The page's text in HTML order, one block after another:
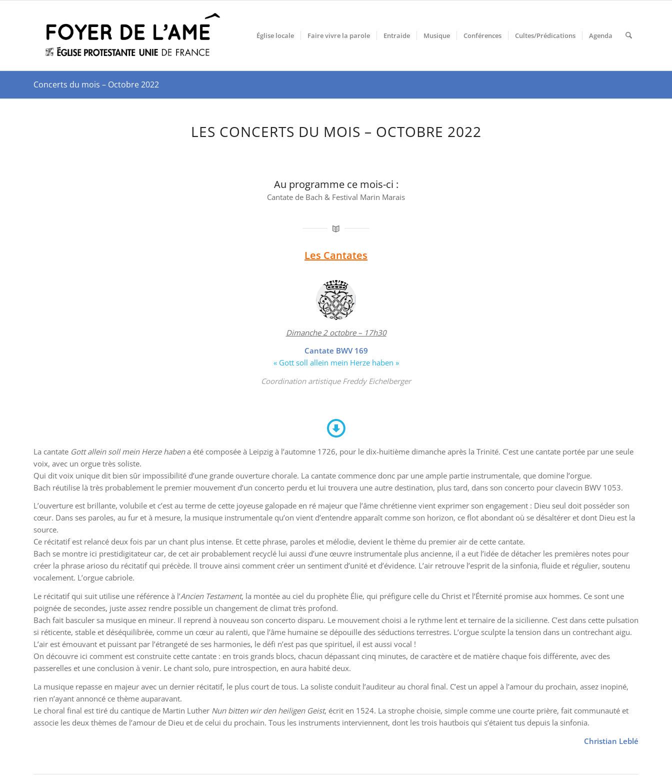
Église locale Faire vivre la parole Entraide Musique Conférences Cultes/Prédications Agenda
Concerts du mois – Octobre 2022
LES CONCERTS DU MOIS – OCTOBRE 2022
Au programme ce mois-ci :
Cantate de Bach & Festival Marin Marais
Les Cantates
Dimanche 2 octobre– 17h30
Cantate BWV 169
« Gott soll allein mein Herze haben »
Coordination artistique Freddy Eichelberger
La cantate Gott allein soll mein Herze habena été composée à Leipzig à l’automne 1726, pour le dix-huitième dimanche après la Trinité. C’est une cantate portée par une seule
voix, avec un orgue très soliste.
Qui dit voix unique dit bien sûr impossibilité d’une grande ouverture chorale. La cantate commence donc par une ample partie instrumentale, que domine l’orgue.
Bach réutilise là très probablement le premier mouvement d’un concerto perdu et lui trouvera une autre destination, plus tard, dans son concerto pour clavecin BWV 1053.
L’ouverture est brillante, volubile et c’est au terme de cette joyeuse galopade en ré majeur que l’âme chrétienne vient exprimer son engagement : Dieu seul doit posséder son
cœur. Dans ses paroles, au fur et à mesure, la musique instrumentale qu’on vient d’entendre apparaît comme son horizon, ce flot abondant où se désaltérer et dont Dieu est la
source.
Ce récitatif est relancé deux fois par un chant plus intense. Et cette phrase, paroles et mélodie, devient le thème du premier air de cette cantate.
Bach se montre ici prestidigitateur car, de cet air probablement recyclé lui aussi d’une œuvre instrumentale plus ancienne, il a eut l’idée de détacher les premières notes pour
créer la phrase arioso du récitatif qui précède. Il trouve ainsi comment créer un sentiment d’unité et d’évidence. L’air retrouve l’esprit de la sinfonia, fluide et régulier, soutenu
vocalement. L’orgue cabriole.
Le récitatif qui suit utilise une référence à l’Ancien Testament, la montée au ciel du prophète Élie, qui préfigure celle du Christ et l’Éternité promise aux hommes. Ce sont une
poignée de secondes, juste assez rendre possible un changement de climat très profond.
Bach fait basculer sa musique en mineur. Il reprend à nouveau son concerto disparu. Le mouvement choisi a le rythme lent et ternaire de la sicilienne. C’est dans cette pulsation
si réticente, stable et déséquilibrée, comme un cœur au ralenti, que l’âme humaine se dépouille des séductions terrestres. L’orgue sculpte la tension dans un contrechant aigu.
L’air est émouvant et puissant par l’étrangeté de ses harmonies, le défi n’est pas que spirituel, il est aussi vocal !
On découvre ici comment est construite cette cantate : en trois grands blocs, chacun dépassant cinq minutes, de caractère et de matière chaque fois différente, avec des
passerelles et une conclusion à venir. Le chant solo, pure introspection, en aura habité deux.
La musique repasse en majeur avec un dernier récitatif, le plus court de tous. La soliste conduit l’auditeur au choral final. C’est un appel à l’amour du prochain, assez inopiné,
rien n’ayant annoncé ce thème auparavant.
Le choral final est tiré du cantique de Martin Luther Nun bitten wir den heiligen Geist, écrit en 1524. La strophe choisie, simple comme une courte prière, fait communauté et
associe les deux thèmes de l’amour de Dieu et de celui du prochain. Tous les instruments interviennent, dont les trois hautbois qui s’étaient tus depuis la sinfonia.
Christian Leblé